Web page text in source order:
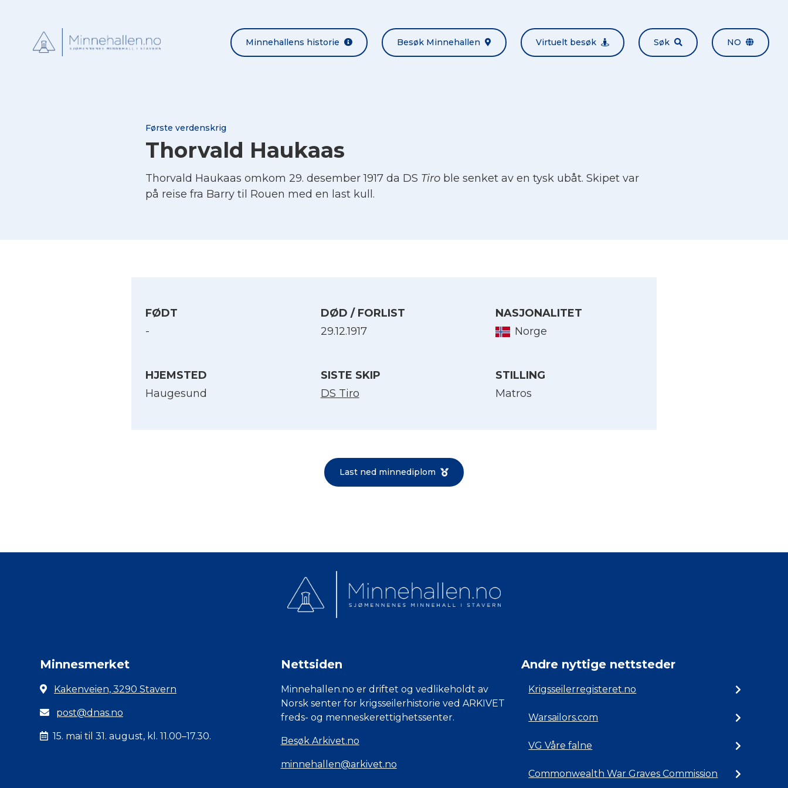
Minnehallens historie Besøk Minnehallen Virtuelt besøk Søk NO
Første verdenskrig
Thorvald Haukaas
Thorvald Haukaas omkom 29. desember 1917 da DS Tiro ble senket av en tysk ubåt. Skipet var
på reise fra Barry til Rouen med en last kull.
FØDT
-
DØD / FORLIST
29.12.1917
NASJONALITET
Norge
HJEMSTED
Haugesund
SISTE SKIP
DS Tiro
STILLING
Matros
Last ned minnediplom
Minnesmerket
Kakenveien, 3290 Stavern
post@dnas.no
15. mai til 31. august, kl. 11.00–17.30.
Nettsiden
Minnehallen.no er driftet og vedlikeholdt av
Norsk senter for krigsseilerhistorie ved ARKIVET
freds- og menneskerettighetssenter.
Besøk Arkivet.no
minnehallen@arkivet.no
Andre nyttige nettsteder
Krigsseilerregisteret.no
Warsailors.com
VG Våre falne
Commonwealth War Graves Commission
Norsk bokmål